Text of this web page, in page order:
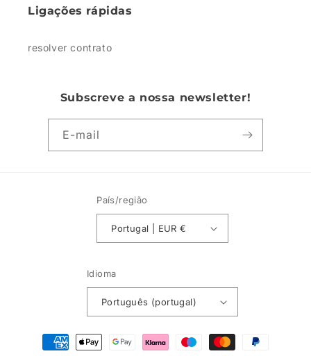
Ligações rápidas
resolver contrato
Subscreve a nossa newsletter!
E-mail
País/região
Portugal | EUR €
Idioma
Português (portugal)
Métodos